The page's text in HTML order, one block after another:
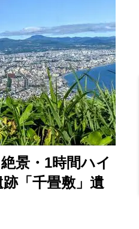
景・1時間ハイ
「千畳敷」遺